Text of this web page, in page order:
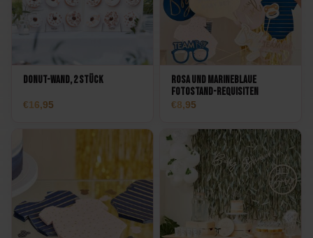
Donut-Wand, 2 Stück
16,95
Rosa und marineblaue
Fotostand-Requisiten
8,95